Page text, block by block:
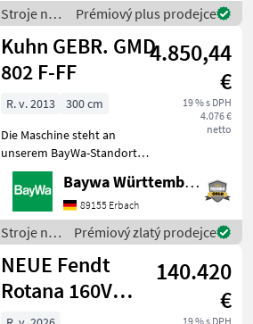
können. Der Wickle
Stroje na
zber
objemových
krmív /
Fort
Prémiový plus prodejce
Kuhn GEBR. GMD
802 F-FF
4.850,44
€
19 % s DPH
4.076 €
netto
R. v. 2013
300 cm
Die Maschine steht an
unserem BayWa-Standort
in DE-88214
Ravensburg.Gerne steht
Ihnen Herr Schmid unter
Tel.: 0151 1610 3978 für Ihre
Anfrage zur
Verfügung!Kuhn GMD
Baywa Württemberg
89155 Erbach
Stroje na
zber
objemových
krmív /
Kuhn
Prémiový zlatý prodejce
NEUE Fendt
Rotana 160V
Combi
140.420
€
19 % s DPH